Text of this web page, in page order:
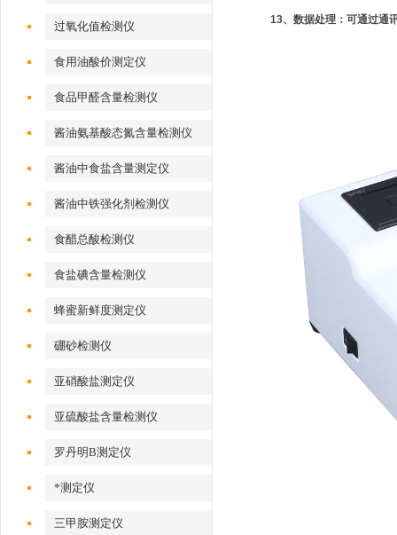
过氧化值检测仪
食用油酸价测定仪
食品甲醛含量检测仪
酱油氨基酸态氮含量检测仪
酱油中食盐含量测定仪
酱油中铁强化剂检测仪
食醋总酸检测仪
食盐碘含量检测仪
蜂蜜新鲜度测定仪
硼砂检测仪
亚硝酸盐测定仪
亚硫酸盐含量检测仪
罗丹明B测定仪
*测定仪
三甲胺测定仪
13、数据处理：可通过通